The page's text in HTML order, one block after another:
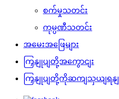
စက်မှုသတင်း
ကုမ္ပဏီသတင်း
အမေးအဖြေများ
ကြှနျုပျတို့အကွောငျး
ကြှနျုပျတို့ကိုဆကျသှယျရနျ